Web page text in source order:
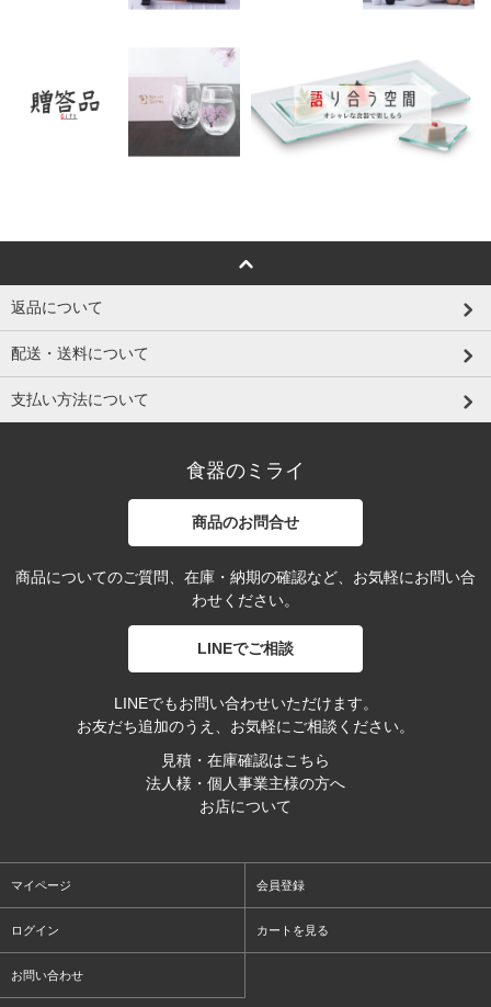
返品について
配送・送料について
支払い方法について
食器のミライ
商品のお問合せ
商品についてのご質問、在庫・納期の確認など、お気軽にお問い合
わせください。
LINEでご相談
LINEでもお問い合わせいただけます。
お友だち追加のうえ、お気軽にご相談ください。
見積・在庫確認はこちら
法人様・個人事業主様の方へ
お店について
マイページ 会員登録
ログイン カートを見る
お問い合わせ